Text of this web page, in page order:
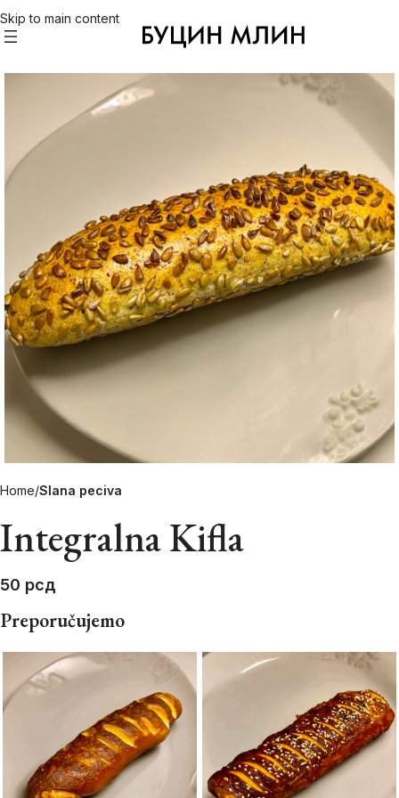
Skip to main content
Home Slana peciva
Integralna Kifla
50 рсд
Preporučujemo